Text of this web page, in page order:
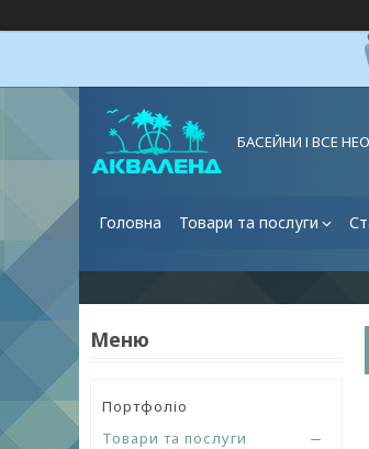
БАСЕЙНИ І ВСЕ
Головна Товари та послуги
Портфоліо
Товари та послуги